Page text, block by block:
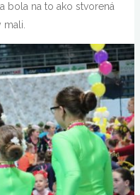
bola na to ako stvorená
mali.